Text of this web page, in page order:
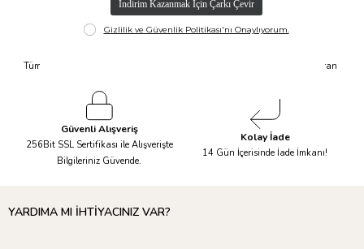
Tüm Siparişleriniz Aynı Gün 14.00'a
Tüm Ürünlerde 6 Aya Kadar Varan
Güvenli Alışveriş
256Bit SSL Sertifikası ile Alışverişte
Bilgileriniz Güvende.
Kolay İade
14 Gün İçerisinde İade İmkanı!
YARDIMA MI İHTİYACINIZ VAR?